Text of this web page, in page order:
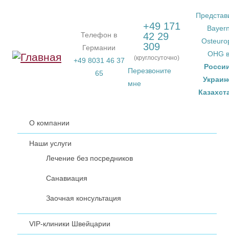
Телефон в
Германии
+49 8031 46 37
65
+49 171
42 29
309
(круглосуточно)
Перезвоните
мне
OHG в
О компании
Наши услуги
Лечение без посредников
Санавиация
Заочная консультация
VIP-клиники Швейцарии